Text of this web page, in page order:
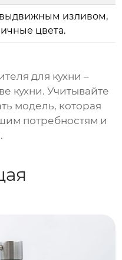
выдвижным изливом,
цвета.
для кухни –
кухни. Учитывайте
модель, которая
потребностям и